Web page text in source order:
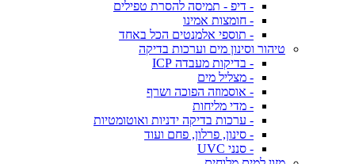
- דיפ - תמיסה להסרת טפילים
- חומצות אמינו
- תוספי אלמנטים הכל באחד
טיהור וסינון מים וערכות בדיקה
- בדיקות מעבדה ICP
- מצליל מים
- אוסמוזה הפוכה ושרף
- מדי מליחות
- ערכות בדיקה ידניות ואוטומטיות
- סינון, פרלון, פחם ועוד
- סנני UVC